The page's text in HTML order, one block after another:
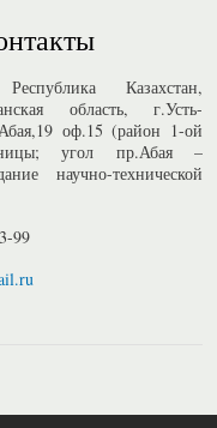
Казахстан,
область, г.Усть-
оф.15 (район 1-ой
угол пр.Абая –
научно-технической
99